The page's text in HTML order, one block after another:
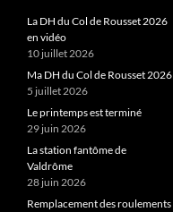
La DH du Col de Rousset 2026
en vidéo
10 juillet 2026
Ma DH du Col de Rousset 2026
5 juillet 2026
Le printemps est terminé
29 juin 2026
La station fantôme de
Valdrôme
28 juin 2026
Remplacement des roulements